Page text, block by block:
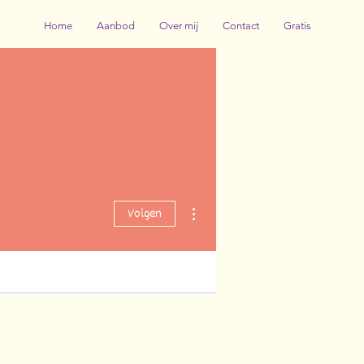
Home Aanbod Over mij Contact Gratis
Volgen